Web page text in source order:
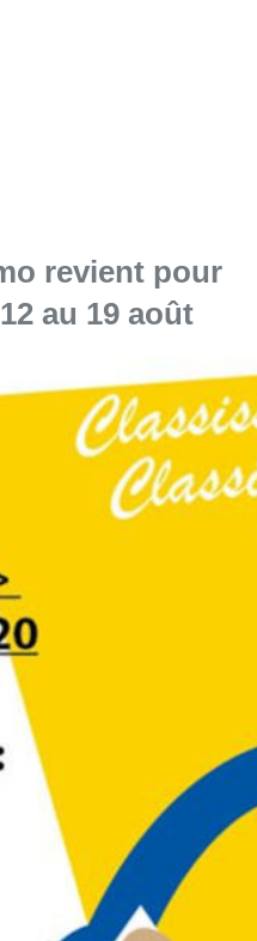
revient pour
au 19 août